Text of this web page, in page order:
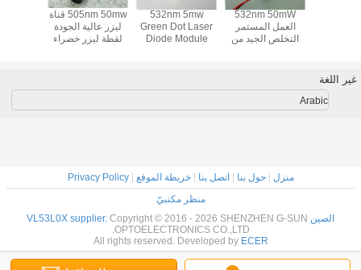
505nm 50mw قناة
ليزر عالية الجودة
لقطة ليزر خضراء
532nm 5mw
Green Dot Laser
Diode Module
532nm 50mW
العمل المستمر
التخلص الجيد من
غير اللغة
Arabic
منزل |حول بنا اتصل بنا |خريطة الموقع |
Privacy Policy
منظر مكتبيّ
الصين VL53L0X supplier. Copyright © 2016 - 2026 SHENZHEN G-SUN
OPTOELECTRONICS CO.,LTD.
All rights reserved. Developed by ECER